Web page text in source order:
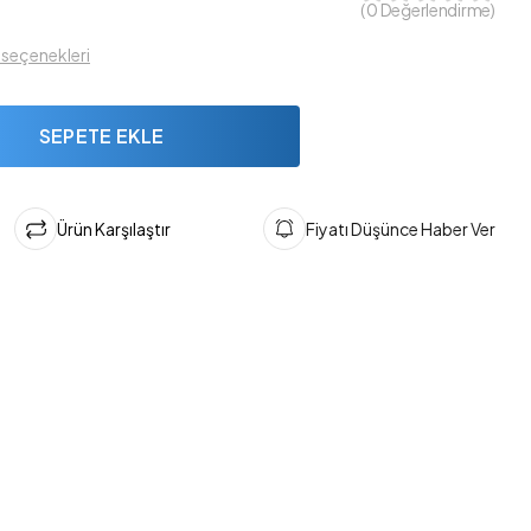
( 0 Değerlendirme)
seçenekleri
SEPETE EKLE
Ürün Karşılaştır Fiyatı Düşünce Haber Ver